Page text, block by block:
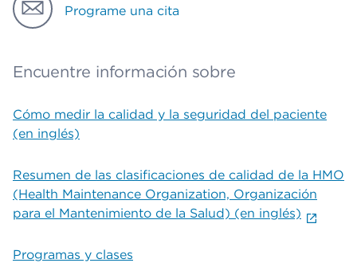
Programe una cita
Encuentre información sobre
Cómo medir la calidad y la seguridad del paciente
(en inglés)
Resumen de las clasificaciones de calidad de la HMO
(Health Maintenance Organization, Organización
para el Mantenimiento de la Salud) (en inglés)
Programas y clases